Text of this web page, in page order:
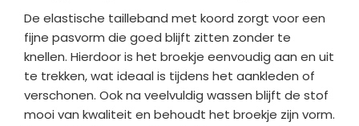
De elastische tailleband met koord zorgt voor een
fijne pasvorm die goed blijft zitten zonder te
knellen. Hierdoor is het broekje eenvoudig aan en uit
te trekken, wat ideaal is tijdens het aankleden of
verschonen. Ook na veelvuldig wassen blijft de stof
mooi van kwaliteit en behoudt het broekje zijn vorm.